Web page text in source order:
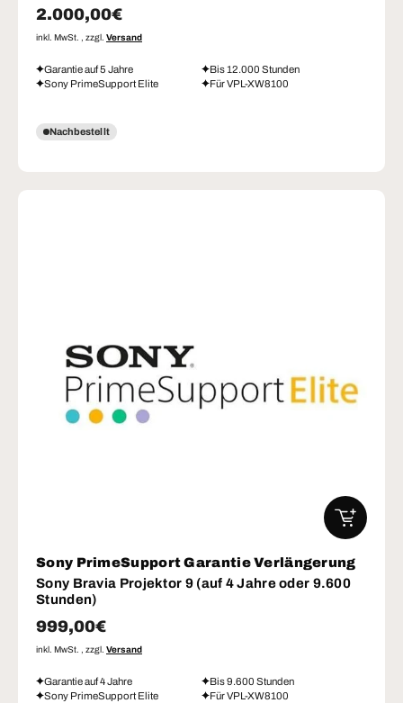
Normaler Preis
2.000,00€
inkl. MwSt. , zzgl. Versand
Garantie auf 5 Jahre
Bis 12.000 Stunden
Sony PrimeSupport Elite
Für VPL-XW8100
Nachbestellt
Sony PrimeSupport Garantie Verlängerung
Sony Bravia Projektor 9 (auf 4 Jahre oder 9.600
Stunden)
Normaler Preis
999,00€
inkl. MwSt. , zzgl. Versand
Garantie auf 4 Jahre
Bis 9.600 Stunden
Sony PrimeSupport Elite
Für VPL-XW8100
IN DEN